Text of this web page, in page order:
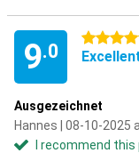
9.0
4.5 stars
Ausgezeichnet
Hannes | 08-10-2025
I recommend